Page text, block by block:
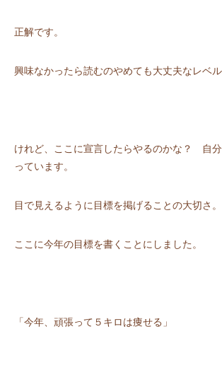
正解です。
興味なかったら読むのやめても⼤丈夫なレベル
けれど、ここに宣⾔したらやるのかな？ ⾃
っています。
⽬で⾒えるように⽬標を掲げることの⼤切さ。
ここに今年の⽬標を書くことにしました。
「今年、頑張って５キロは痩せる」